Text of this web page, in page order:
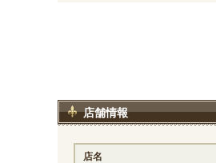
店舗情報
店名